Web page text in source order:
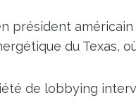
président
du Texas,
de lobbying